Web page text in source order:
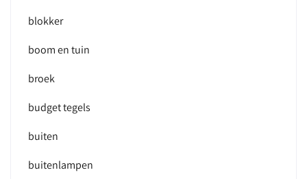
blokker
boom en tuin
broek
budget tegels
buiten
buitenlampen